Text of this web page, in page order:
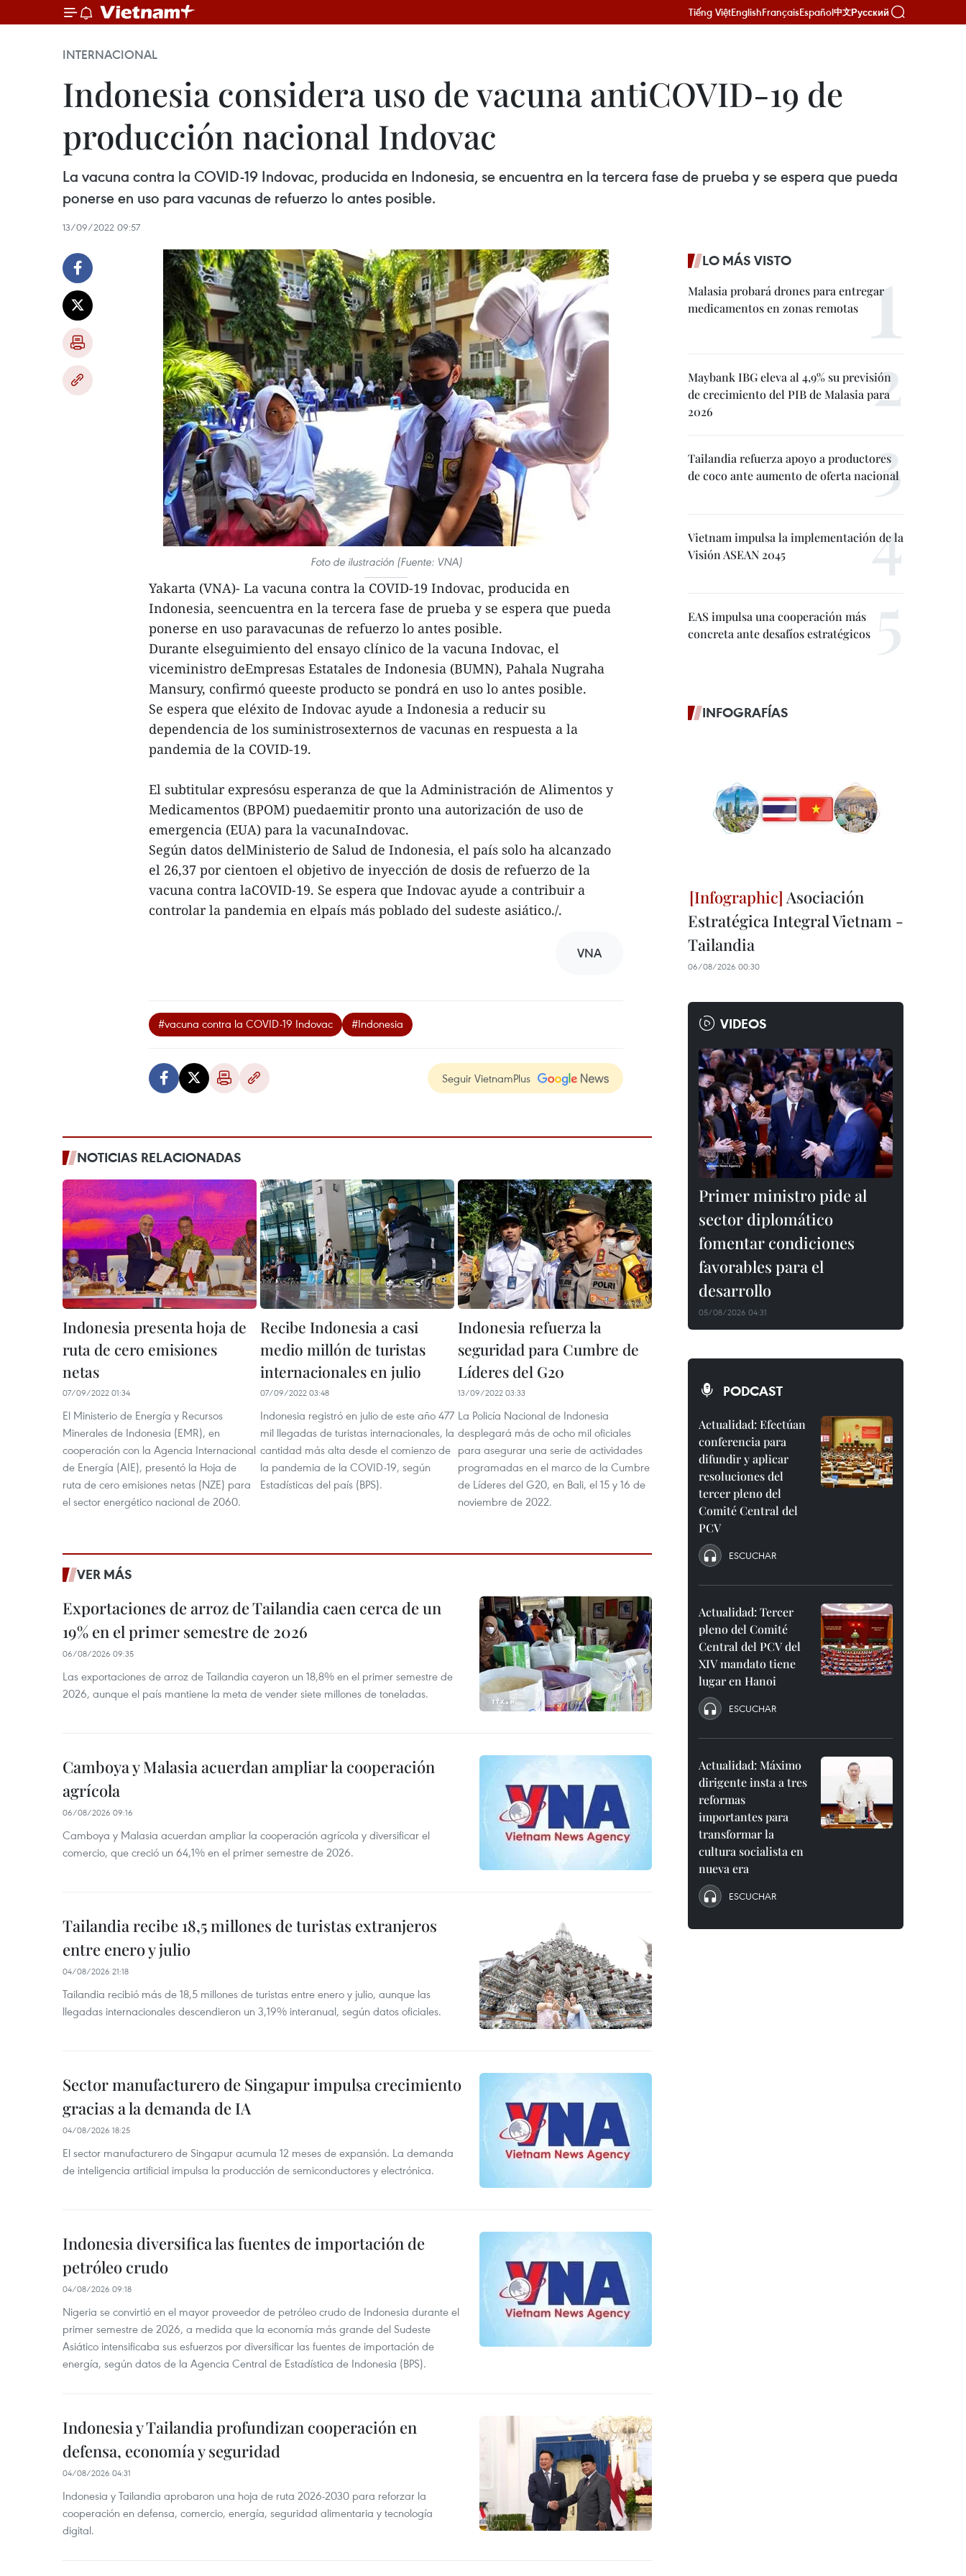
Tiếng ViệtEnglishFrançaisEspañol中文Русский
INTERNACIONAL
Indonesia considera uso de vacuna antiCOVID-19 de
producción nacional Indovac
La vacuna contra la COVID-19 Indovac, producida en Indonesia, se encuentra en la tercera fase de prueba y se espera que pueda
ponerse en uso para vacunas de refuerzo lo antes posible.
13/09/2022 09:57
Foto de ilustración (Fuente: VNA)
Yakarta (VNA)- La vacuna contra la COVID-19 Indovac, producida en
Indonesia, seencuentra en la tercera fase de prueba y se espera que pueda
ponerse en uso paravacunas de refuerzo lo antes posible.
Durante elseguimiento del ensayo clínico de la vacuna Indovac, el
viceministro deEmpresas Estatales de Indonesia (BUMN), Pahala Nugraha
Mansury, confirmó queeste producto se pondrá en uso lo antes posible.
Se espera que eléxito de Indovac ayude a Indonesia a reducir su
dependencia de los suministrosexternos de vacunas en respuesta a la
pandemia de la COVID-19.
El subtitular expresósu esperanza de que la Administración de Alimentos y
Medicamentos (BPOM) puedaemitir pronto una autorización de uso de
emergencia (EUA) para la vacunaIndovac.
Según datos delMinisterio de Salud de Indonesia, el país solo ha alcanzado
el 26,37 por cientoen el objetivo de inyección de dosis de refuerzo de la
vacuna contra laCOVID-19. Se espera que Indovac ayude a contribuir a
controlar la pandemia en elpaís más poblado del sudeste asiático./.
VNA
#vacuna contra la COVID-19 Indovac #Indonesia
Seguir VietnamPlus
NOTICIAS RELACIONADAS
Indonesia presenta hoja de
ruta de cero emisiones
netas
07/09/2022 01:34
El Ministerio de Energía y Recursos
Minerales de Indonesia (EMR), en
cooperación con la Agencia Internacional
de Energía (AIE), presentó la Hoja de
ruta de cero emisiones netas (NZE) para
el sector energético nacional de 2060.
Recibe Indonesia a casi
medio millón de turistas
internacionales en julio
07/09/2022 03:48
Indonesia registró en julio de este año 477
mil llegadas de turistas internacionales, la
cantidad más alta desde el comienzo de
la pandemia de la COVID-19, según
Estadísticas del país (BPS).
Indonesia refuerza la
seguridad para Cumbre de
Líderes del G20
13/09/2022 03:33
La Policía Nacional de Indonesia
desplegará más de ocho mil oficiales
para asegurar una serie de actividades
programadas en el marco de la Cumbre
de Líderes del G20, en Bali, el 15 y 16 de
noviembre de 2022.
VER MÁS
Exportaciones de arroz de Tailandia caen cerca de un
19% en el primer semestre de 2026
06/08/2026 09:35
Las exportaciones de arroz de Tailandia cayeron un 18,8% en el primer semestre de
2026, aunque el país mantiene la meta de vender siete millones de toneladas.
Camboya y Malasia acuerdan ampliar la cooperación
agrícola
06/08/2026 09:16
Camboya y Malasia acuerdan ampliar la cooperación agrícola y diversificar el
comercio, que creció un 64,1% en el primer semestre de 2026.
Tailandia recibe 18,5 millones de turistas extranjeros
entre enero y julio
04/08/2026 21:18
Tailandia recibió más de 18,5 millones de turistas entre enero y julio, aunque las
llegadas internacionales descendieron un 3,19% interanual, según datos oficiales.
Sector manufacturero de Singapur impulsa crecimiento
gracias a la demanda de IA
04/08/2026 18:25
El sector manufacturero de Singapur acumula 12 meses de expansión. La demanda
de inteligencia artificial impulsa la producción de semiconductores y electrónica.
Indonesia diversifica las fuentes de importación de
petróleo crudo
04/08/2026 09:18
Nigeria se convirtió en el mayor proveedor de petróleo crudo de Indonesia durante el
primer semestre de 2026, a medida que la economía más grande del Sudeste
Asiático intensificaba sus esfuerzos por diversificar las fuentes de importación de
energía, según datos de la Agencia Central de Estadística de Indonesia (BPS).
Indonesia y Tailandia profundizan cooperación en
defensa, economía y seguridad
04/08/2026 04:31
Indonesia y Tailandia aprobaron una hoja de ruta 2026-2030 para reforzar la
cooperación en defensa, comercio, energía, seguridad alimentaria y tecnología
digital.
LO MÁS VISTO
Malasia probará drones para entregar
medicamentos en zonas remotas
Maybank IBG eleva al 4,9% su previsión
de crecimiento del PIB de Malasia para
2026
Tailandia refuerza apoyo a productores
de coco ante aumento de oferta nacional
Vietnam impulsa la implementación de la
Visión ASEAN 2045
EAS impulsa una cooperación más
concreta ante desafíos estratégicos
INFOGRAFÍAS
Asociación
Estratégica Integral Vietnam -
Tailandia
06/08/2026 00:30
VIDEOS
Primer ministro pide al
sector diplomático
fomentar condiciones
favorables para el
desarrollo
05/08/2026 04:31
PODCAST
Actualidad: Efectúan
conferencia para
difundir y aplicar
resoluciones del
tercer pleno del
Comité Central del
PCV
ESCUCHAR
Actualidad: Tercer
pleno del Comité
Central del PCV del
XIV mandato tiene
lugar en Hanoi
ESCUCHAR
Actualidad: Máximo
dirigente insta a tres
reformas
importantes para
transformar la
cultura socialista en
nueva era
ESCUCHAR